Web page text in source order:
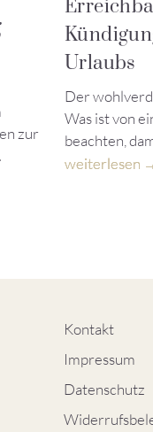
zur
Urlaubs
Der
Was ist von
beachten,
weiterlesen
Kontakt
Impressum
Datenschutz